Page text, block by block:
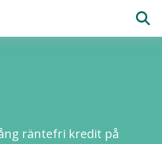
räntefri kredit på